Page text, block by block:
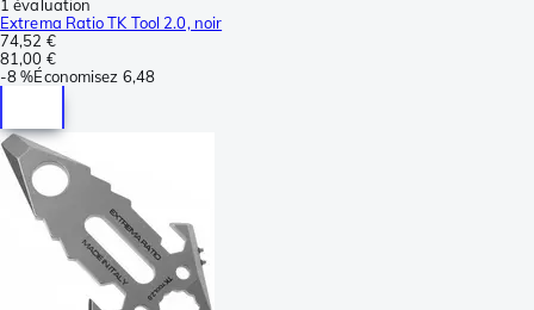
1 évaluation
Extrema Ratio TK Tool 2.0, noir
74,52 €
81,00 €
-8 %Économisez 6,48